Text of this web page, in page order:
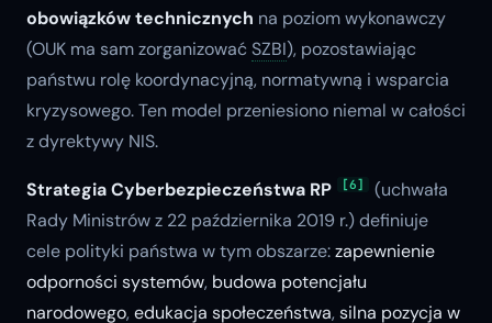
obowiązków technicznych na poziom wykonawczy
(OUK ma sam zorganizowaćSZBI), pozostawiając
państwu rolę koordynacyjną, normatywną i wsparcia
kryzysowego. Ten model przeniesiono niemal w całości
z dyrektywy NIS.
Strategia Cyberbezpieczeństwa RP [6]
(uchwała
Rady Ministrów z 22 października 2019 r.) definiuje
cele polityki państwa w tym obszarze:zapewnienie
odporności systemów, budowa potencjału
narodowego,edukacja społeczeństwa,silna pozycja w